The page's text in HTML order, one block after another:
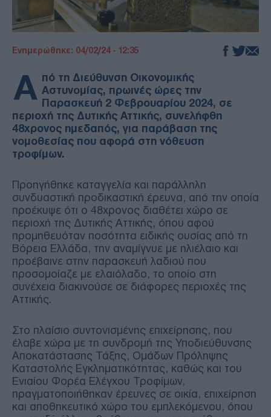
Ενημερώθηκε: 04/02/24 - 12:35
Α πό τη Διεύθυνση Οικονομικής
Αστυνομίας, πρωινές ώρες την
Παρασκευή 2 Φεβρουαρίου 2024, σε
περιοχή της Δυτικής Αττικής, συνελήφθη
48χρονος ημεδαπός, για παράβαση της
νομοθεσίας που αφορά στη νόθευση
τροφίμων.
Προηγήθηκε καταγγελία και παράλληλη
συνδυαστική προδικαστική έρευνα, από την οποία
προέκυψε ότι ο 48χρονος διαθέτει χώρο σε
περιοχή της Δυτικής Αττικής, όπου αφού
προμηθευόταν ποσότητα ειδικής ουσίας από τη
Βόρεια Ελλάδα, την αναμίγνυε με ηλιέλαιο και
προέβαινε στην παρασκευή λαδιού που
προσομοίαζε με ελαιόλαδο, το οποίο στη
συνέχεια διακινούσε σε διάφορες περιοχές της
Αττικής.
Στο πλαίσιο συντονισμένης επιχείρησης, που
έλαβε χώρα με τη συνδρομή της Υποδιεύθυνσης
Αποκατάστασης Τάξης, Ομάδων Πρόληψης
Καταστολής Εγκληματικότητας, καθώς και του
Ενιαίου Φορέα Ελέγχου Τροφίμων,
πραγματοποιήθηκαν έρευνες σε οικία, επιχείρηση
και αποθηκευτικό χώρο του εμπλεκόμενου, όπου